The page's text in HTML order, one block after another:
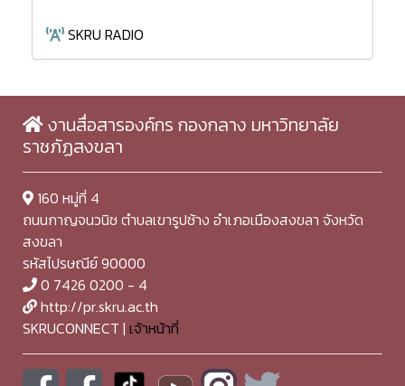
SKRU RADIO
งานสื่อสารองค์กร กองกลาง มหาวิทยาลัย
ราชภัฏสงขลา
160 หมู่ที่ 4
ถนนกาญจนวนิช ตำบลเขารูปช้าง อำเภอเมืองสงขลา จังหวัด
สงขลา
รหัสไปรษณีย์ 90000
0 7426 0200 - 4
http://pr.skru.ac.th
SKRUCONNECT | เจ้าหน้าที่